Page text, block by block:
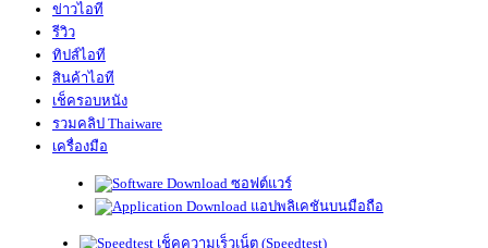
ข่าวไอที
รีวิว
ทิปส์ไอที
สินค้าไอที
เช็ครอบหนัง
รวมคลิป Thaiware
เครื่องมือ
ซอฟต์แวร์
แอปพลิเคชันบนมือถือ
เช็คความเร็วเน็ต (Speedtest)